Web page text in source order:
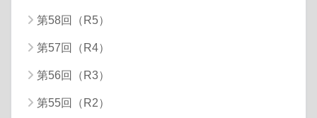
第58回（R5）
第57回（R4）
第56回（R3）
第55回（R2）